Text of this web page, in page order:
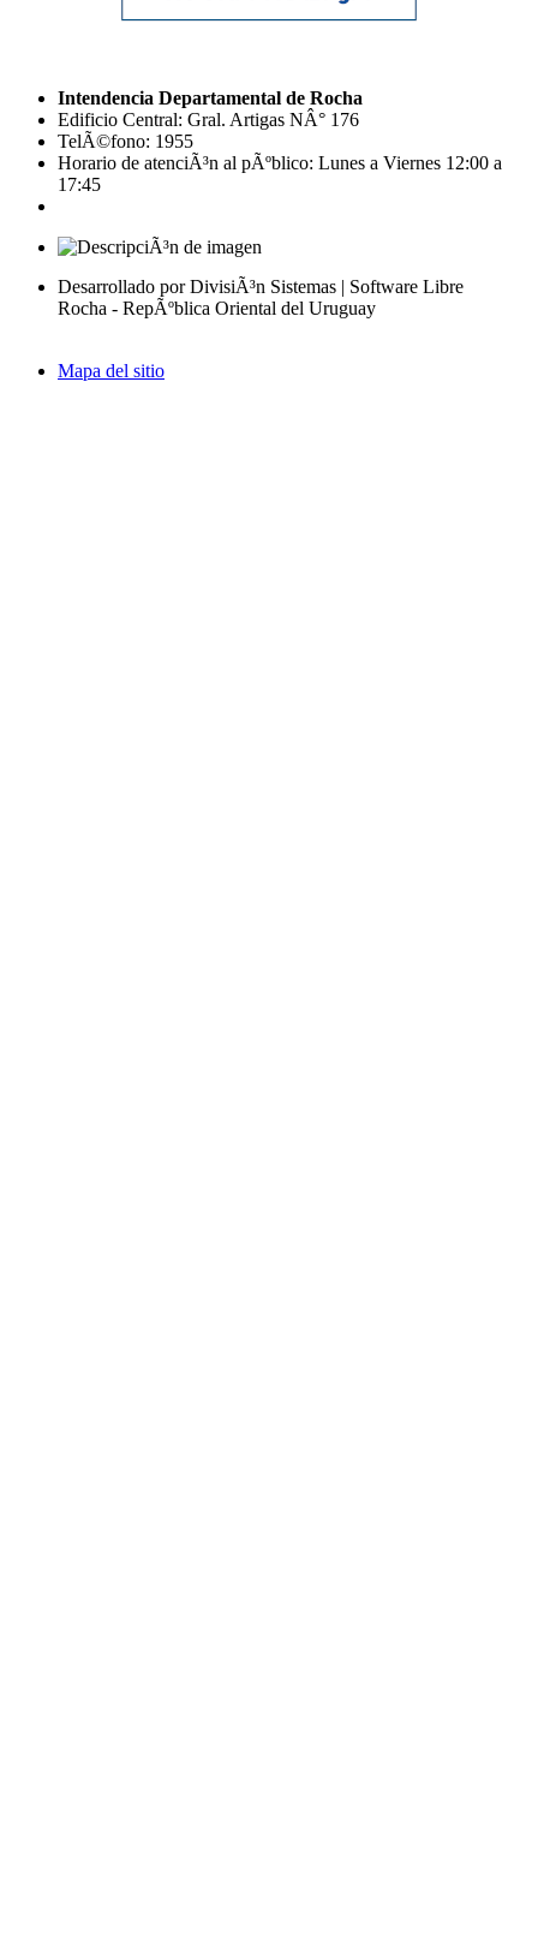
Intendencia Departamental de Rocha
Edificio Central: Gral. Artigas NÂ° 176
TelÃ©fono: 1955
Horario de atenciÃ³n al pÃºblico: Lunes a Viernes 12:00 a
17:45
Desarrollado por DivisiÃ³n Sistemas | Software Libre
Rocha - RepÃºblica Oriental del Uruguay
Mapa del sitio